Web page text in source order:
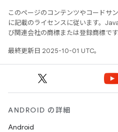
このページのコンテンツやコードサン
に記載のライセンスに従います。
び関連会社の商標または登録商標です
最終更新日 2025-10-01 UTC。
ANDROID の詳細
Android